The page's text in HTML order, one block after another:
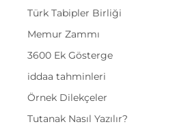
Türk Tabipler Birliği
Memur Zammı
3600 Ek Gösterge
iddaa tahminleri
Örnek Dilekçeler
Tutanak Nasıl Yazılır?